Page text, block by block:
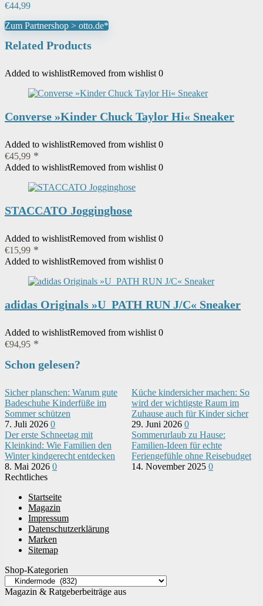
€44,99
Zum Partnershop > otto.de*
Related Products
Added to wishlistRemoved from wishlist 0
Converse »Kinder Chuck Taylor Hi« Sneaker
Added to wishlistRemoved from wishlist 0
€45,99
Added to wishlistRemoved from wishlist 0
STACCATO Jogginghose
Added to wishlistRemoved from wishlist 0
€15,99
Added to wishlistRemoved from wishlist 0
adidas Originals »U_PATH RUN J/C« Sneaker
Added to wishlistRemoved from wishlist 0
€94,95
Schon gelesen?
Sicher planschen: Warum gute
Badeschuhe Kinderfüße im
Sommer schützen
7. Juli 2026 0
Küche kindersicher machen: So
wird der wichtigste Raum im
Zuhause auch für Kinder sicher
29. Juni 2026 0
Der erste Schneetag mit
Kleinkind: Wie Familien den
Winter kindgerecht entdecken
8. Mai 2026 0
Sommerurlaub zu Hause:
Familien-Ideen für echte
Feriengefühle ohne Reisebudget
14. November 2025 0
Rechtliches
Startseite
Magazin
Impressum
Datenschutzerklärung
Marken
Sitemap
Shop-Kategorien
Magazin & Ratgeberbeiträge aus